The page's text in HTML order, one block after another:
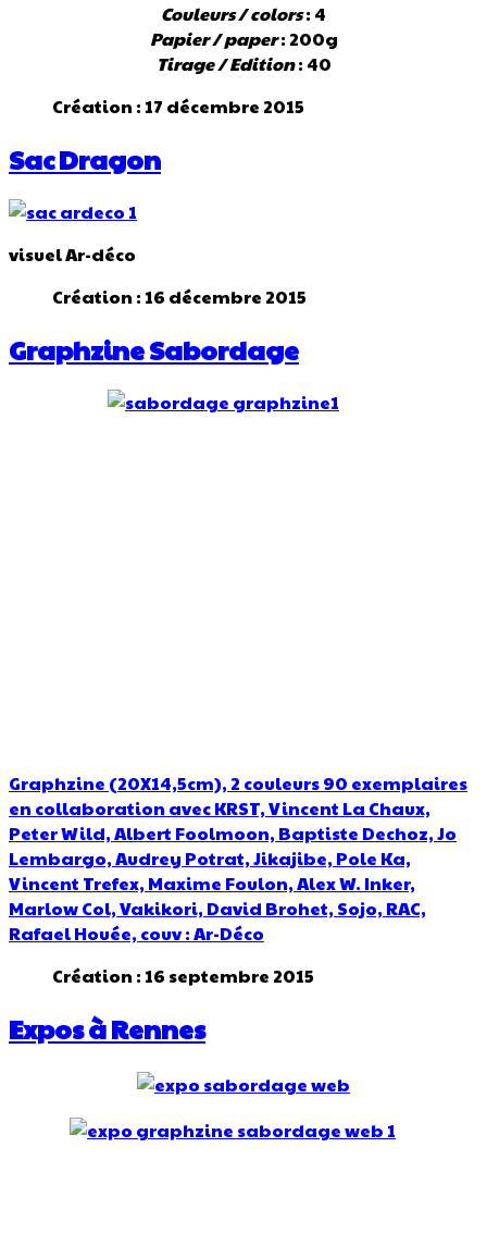
Couleurs / colors: 4
Papier / paper: 200g
Tirage / Edition: 40
Création : 17 décembre 2015
Sac Dragon
visuel Ar-déco
Création : 16 décembre 2015
Graphzine Sabordage
Graphzine (20X14,5cm), 2 couleurs 90 exemplaires
en collaboration avec KRST, Vincent La Chaux,
Peter Wild, Albert Foolmoon, Baptiste Dechoz, Jo
Lembargo, Audrey Potrat, Jikajibe, Pole Ka,
Vincent Trefex, Maxime Foulon, Alex W. Inker,
Marlow Col, Vakikori, David Brohet, Sojo, RAC,
Rafael Houée, couv : Ar-Déco
Création : 16 septembre 2015
Expos à Rennes